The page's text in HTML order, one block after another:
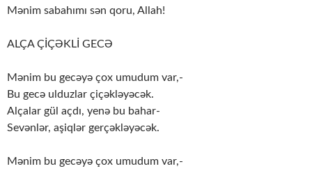
Mənim sabahımı sən qoru, Allah!
ALÇA ÇİÇƏKLİ GECƏ
Mənim bu gecəyə çox umudum var,-
Bu gecə ulduzlar çiçəkləyəcək.
Alçalar gül açdı, yenə bu bahar-
Sevənlər, aşiqlər gerçəkləyəcək.
Mənim bu gecəyə çox umudum var,-